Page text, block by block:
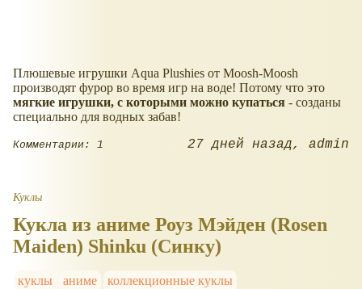
Плюшевые игрушки Aqua Plushies от Moosh-Moosh
производят фурор во время игр на воде! Потому что это
мягкие игрушки, с которыми можно купаться - созданы
специально для водных забав!
Комментарии: 1 27 дней назад admin
Куклы
Кукла из аниме Роуз Мэйден (Rosen
Maiden) Shinku (Синку)
куклы аниме
коллекционные куклы